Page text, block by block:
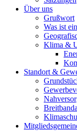
Über uns
Grußwort
Was ist
Klima &
Standort &